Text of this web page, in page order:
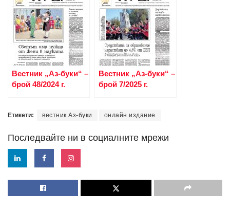
Вестник „Аз-буки“ –
брой 48/2024 г.
Вестник „Аз-буки“ –
брой 7/2025 г.
Етикети: вестник Аз-буки онлайн издание
Последвайте ни в социалните мрежи